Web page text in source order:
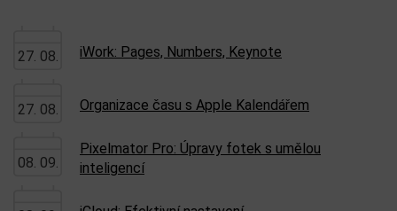
27. 08. iWork: Pages, Numbers, Keynote
27. 08. Organizace času s Apple Kalendářem
08. 09.
Pixelmator Pro: Úpravy fotek s umělou
inteligencí